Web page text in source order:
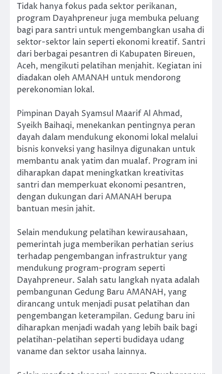
Tidak hanya fokus pada sektor perikanan,
program Dayahpreneur juga membuka peluang
bagi para santri untuk mengembangkan usaha di
sektor-sektor lain seperti ekonomi kreatif. Santri
dari berbagai pesantren di Kabupaten Bireuen,
Aceh, mengikuti pelatihan menjahit. Kegiatan ini
diadakan oleh AMANAH untuk mendorong
perekonomian lokal.
Pimpinan Dayah Syamsul Maarif Al Ahmad,
Syeikh Baihaqi, menekankan pentingnya peran
dayah dalam mendukung ekonomi lokal melalui
bisnis konveksi yang hasilnya digunakan untuk
membantu anak yatim dan mualaf. Program ini
diharapkan dapat meningkatkan kreativitas
santri dan memperkuat ekonomi pesantren,
dengan dukungan dari AMANAH berupa
bantuan mesin jahit.
Selain mendukung pelatihan kewirausahaan,
pemerintah juga memberikan perhatian serius
terhadap pengembangan infrastruktur yang
mendukung program-program seperti
Dayahpreneur. Salah satu langkah nyata adalah
pembangunan Gedung Baru AMANAH, yang
dirancang untuk menjadi pusat pelatihan dan
pengembangan keterampilan. Gedung baru ini
diharapkan menjadi wadah yang lebih baik bagi
pelatihan-pelatihan seperti budidaya udang
vaname dan sektor usaha lainnya.